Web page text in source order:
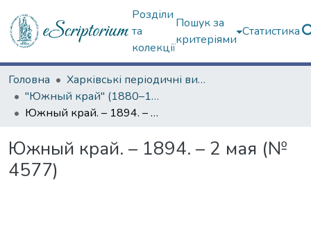
Розділи
та
колекції
Пошук за
критеріями
Статистика
Головна
Харківські періодичні видання
"Южный край" (1880–1919 гг.)
Южный край. – 1894. – 2 мая (№ 4577)
Южный край. – 1894. – 2 мая (№
4577)